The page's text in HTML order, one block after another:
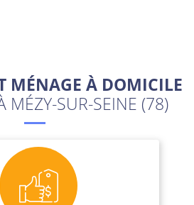
MÉNAGE À DOMICILE
MÉZY-SUR-SEINE (78)